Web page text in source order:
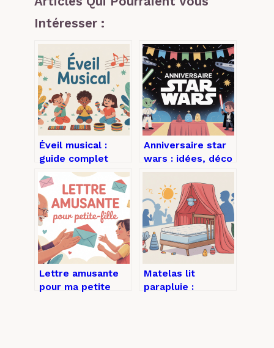
Intéresser :
Éveil musical :
guide complet
pour bien
commencer avec
les enfants
Anniversaire star
wars : idées, déco
et animations pour
une fête épique
Lettre amusante
pour ma petite
Matelas lit
parapluie :